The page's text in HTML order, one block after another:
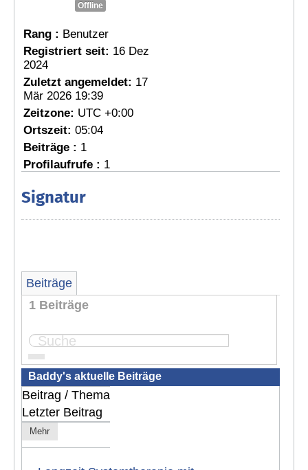
Offline
Rang : Benutzer
Registriert seit: 16 Dez
2024
Zuletzt angemeldet: 17
Mär 2026 19:39
Zeitzone: UTC +0:00
Ortszeit: 05:04
Beiträge : 1
Profilaufrufe : 1
Signatur
Beiträge
1 Beiträge
Seite:
Baddy's aktuelle Beiträge
Beitrag / Thema
Letzter Beitrag
Mehr